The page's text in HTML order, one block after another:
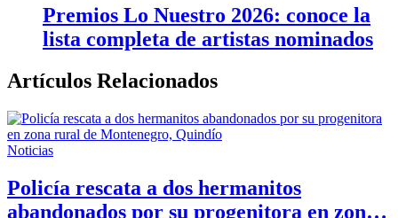
Premios Lo Nuestro 2026: conoce la
lista completa de artistas nominados
Artículos Relacionados
Noticias
Policía rescata a dos hermanitos
abandonados por su progenitora en zona